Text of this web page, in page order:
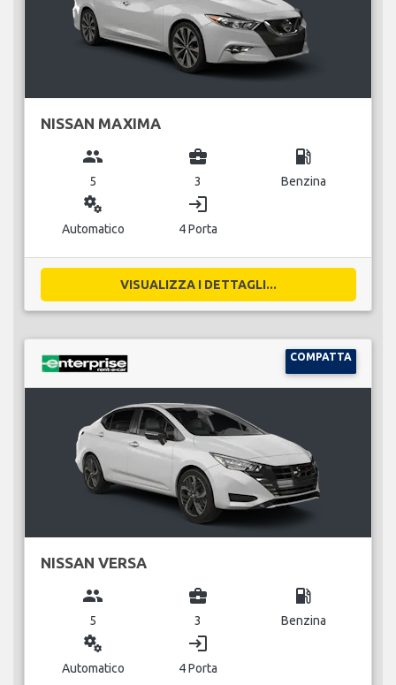
NISSAN MAXIMA
group
5
business_center
3
local_gas_station
Benzina
miscellaneous_services
Automatico
login
4 Porta
VISUALIZZA I DETTAGLI...
COMPATTA
NISSAN VERSA
group
5
business_center
3
local_gas_station
Benzina
miscellaneous_services
Automatico
login
4 Porta